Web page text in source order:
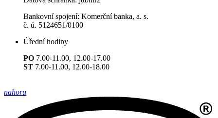
Bankovní spojení: Komerční banka, a. s.
č. ú. 5124651/0100
Úřední hodiny
PO 7.00-11.00, 12.00-17.00
ST 7.00-11.00, 12.00-18.00
nahoru